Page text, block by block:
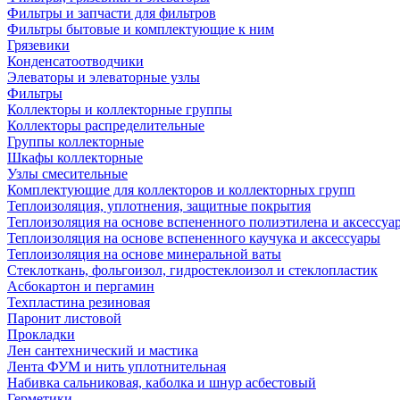
Фильтры и запчасти для фильтров
Фильтры бытовые и комплектующие к ним
Грязевики
Конденсатоотводчики
Элеваторы и элеваторные узлы
Фильтры
Коллекторы и коллекторные группы
Коллекторы распределительные
Группы коллекторные
Шкафы коллекторные
Узлы смесительные
Комплектующие для коллекторов и коллекторных групп
Теплоизоляция, уплотнения, защитные покрытия
Теплоизоляция на основе вспененного полиэтилена и
Теплоизоляция на основе вспененного каучука и аксессуары
Теплоизоляция на основе минеральной ваты
Стеклоткань, фольгоизол, гидростеклоизол и стеклопластик
Асбокартон и пергамин
Техпластина резиновая
Паронит листовой
Прокладки
Лен сантехнический и мастика
Лента ФУМ и нить уплотнительная
Набивка сальниковая, каболка и шнур асбестовый